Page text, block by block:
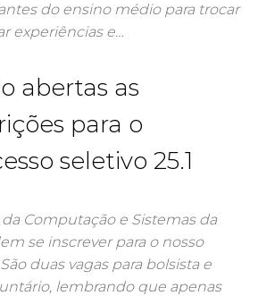
do ensino médio para trocar
experiências e…
abertas as
para o
seletivo 25.1
Computação e Sistemas da
se inscrever para o nosso
duas vagas para bolsista e
lembrando que apenas